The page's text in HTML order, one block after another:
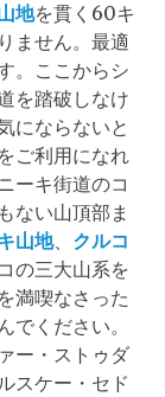
地を貫く60キ
ません。最適
。ここからシ
を踏破しなけ
にならないと
ご利用になれ
ーキ街道のコ
ない山頂部ま
山地、 クルコ
の三大山系を
満喫なさった
でください。
ー・ストゥダ
スケー・セド